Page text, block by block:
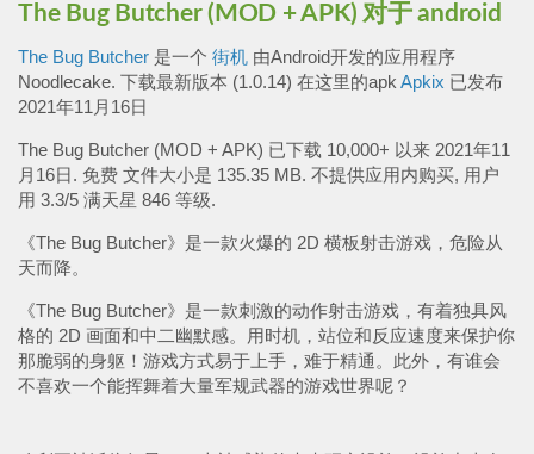
The Bug Butcher (MOD + APK) 对于 android
The Bug Butcher 是一个 街机 由Android开发的应用程序
Noodlecake. 下载最新版本 (1.0.14) 在这里的apk Apkix 已发布
2021年11月16日
The Bug Butcher (MOD + APK) 已下载 10,000+ 以来 2021年11
月16日. 免费 文件大小是 135.35 MB. 不提供应用内购买, 用户
用 3.3/5 满天星 846 等级.
《The Bug Butcher》是一款火爆的 2D 横板射击游戏，危险从
天而降。
《The Bug Butcher》是一款刺激的动作射击游戏，有着独具风
格的 2D 画面和中二幽默感。用时机，站位和反应速度来保护你
那脆弱的身躯！游戏方式易于上手，难于精通。此外，有谁会
不喜欢一个能挥舞着大量军规武器的游戏世界呢？